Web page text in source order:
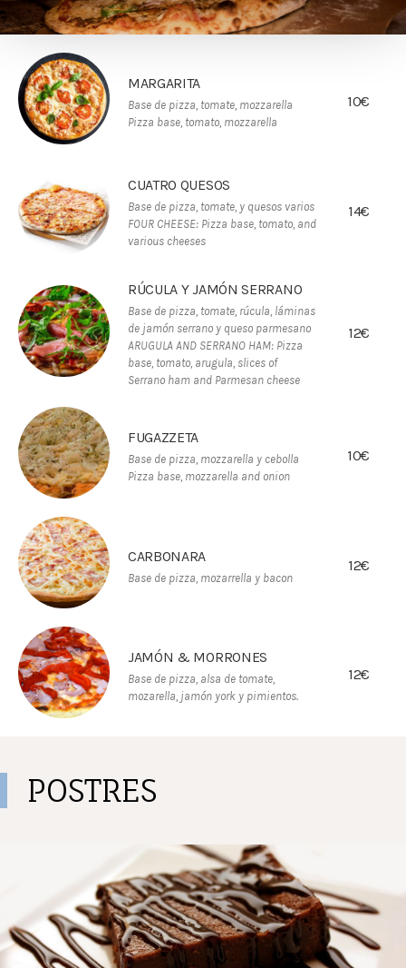
MARGARITA
Base de pizza, tomate, mozzarella
Pizza base, tomato, mozzarella
10€
CUATRO QUESOS
Base de pizza, tomate, y quesos varios
FOUR CHEESE: Pizza base, tomato, and
various cheeses
14€
RÚCULA Y JAMÓN SERRANO
Base de pizza, tomate, rúcula, láminas
de jamón serrano y queso parmesano
ARUGULA AND SERRANO HAM: Pizza
base, tomato, arugula, slices of
Serrano ham and Parmesan cheese
12€
FUGAZZETA
Base de pizza, mozzarella y cebolla
Pizza base, mozzarella and onion
10€
CARBONARA
Base de pizza, mozarrella y bacon
12€
JAMÓN & MORRONES
Base de pizza, alsa de tomate,
mozarella, jamón york y pimientos.
12€
POSTRES